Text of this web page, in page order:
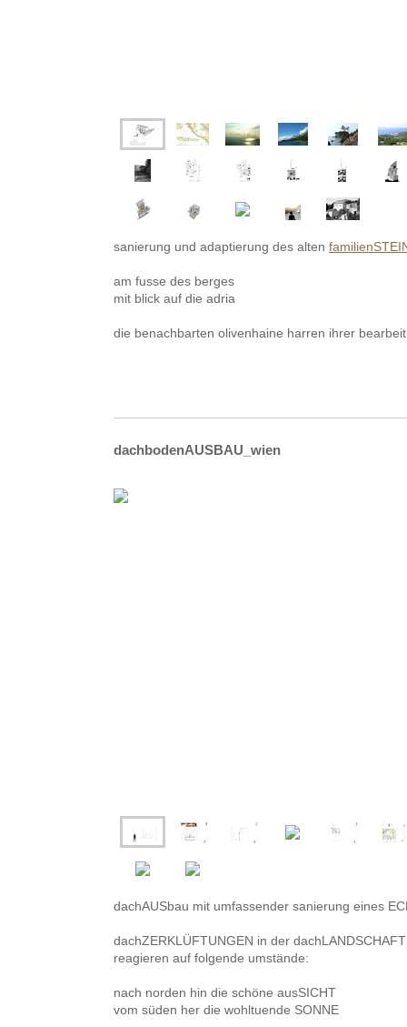
sanierung und adaptierung des alten
am fusse des berges
mit blick auf die adria
die benachbarten olivenhaine harren ihrer
dachbodenAUSBAU_wien
dachAUSbau mit umfassender sanierung eines
dachZERKLÜFTUNGEN in der dachLANDSCHAFT
reagieren auf folgende umstände:
nach norden hin die schöne ausSICHT
vom süden her die wohltuende SONNE